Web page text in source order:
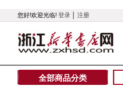
您好!欢迎光临! 登录 注册
全部商品分类